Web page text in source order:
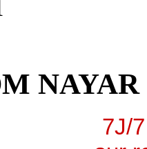
NAYAR
7J/